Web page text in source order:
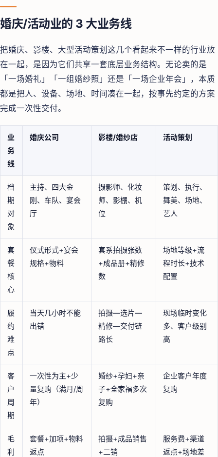
婚庆/活动业的 3 大业务线
把婚庆、影楼、大型活动策划这几个看起来不一样的行业放
在一起，是因为它们共享一套底层业务结构。无论卖的是
「一场婚礼」「一组婚纱照」还是「一场企业年会」，本质
都是把人、设备、场地、时间凑在一起，按事先约定的方案
完成一次性交付。
业
务
线
婚庆公司 影楼/婚纱店 活动策划
档
期
对
象
主持、四大金
刚、车队、宴会
厅
摄影师、化妆
师、影棚、机
位
策划、执行、
舞美、场地、
艺人
套
餐
核
心
仪式形式+宴会
规格+物料
套系拍摄张数
+成品册+精修
数
场地等级+流
程时长+技术
配置
履
约
难
点
当天几小时不能
出错
拍摄—选片—
精修—交付链
路长
现场临时变化
多、客户级别
高
客
户
周
期
一次性为主+少
量复购（满月/周
年）
婚纱+孕妇+亲
子+全家福多次
复购
企业客户年度
复购
毛
利
套餐+加项+物料
返点
拍摄+成品销售
+二销
服务费+渠道
返点+场地差